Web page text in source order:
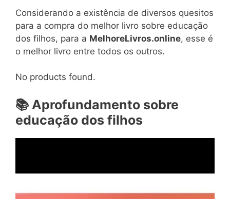
Considerando a existência de diversos quesitos
para a compra do melhor livro sobre educação
dos filhos, para a MelhoreLivros.online, esse é
o melhor livro entre todos os outros.
No products found.
📚 Aprofundamento sobre
educação dos filhos